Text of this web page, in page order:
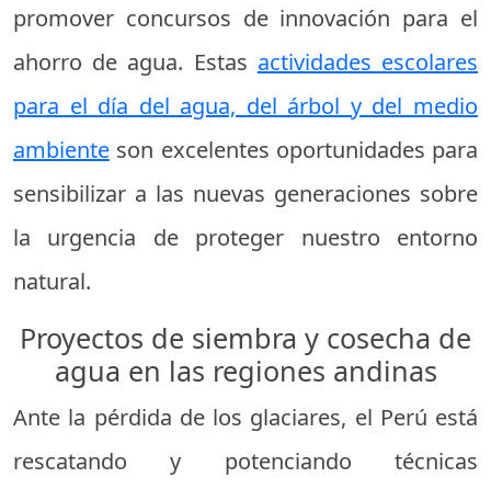
promover concursos de innovación para el
ahorro de agua. Estas actividades escolares
para el día del agua, del árbol y del medio
ambiente son excelentes oportunidades para
sensibilizar a las nuevas generaciones sobre
la urgencia de proteger nuestro entorno
natural.
Proyectos de siembra y cosecha de
agua en las regiones andinas
Ante la pérdida de los glaciares, el Perú está
rescatando y potenciando técnicas